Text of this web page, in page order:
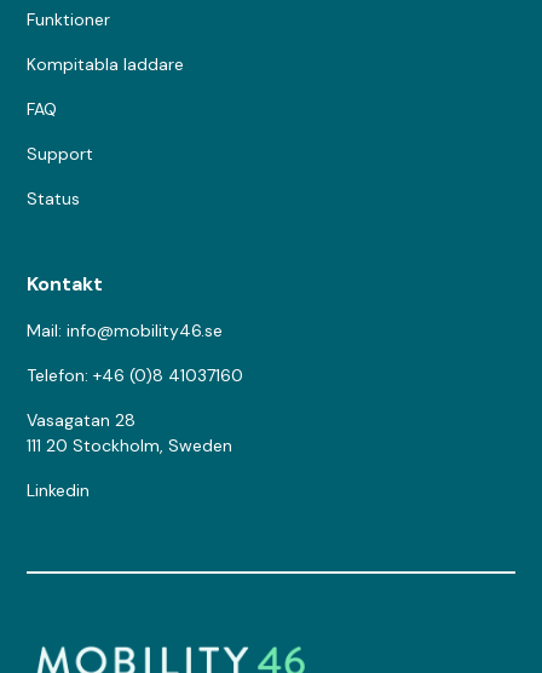
Funktioner
Kompitabla laddare
FAQ
Support
Status
Kontakt
Mail: info@mobility46.se
Telefon: +46 (0)8 41037160
Vasagatan 28
111 20 Stockholm, Sweden
Linkedin